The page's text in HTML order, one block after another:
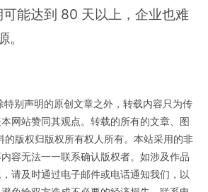
能达到 80 天以上，企业也难
特别声明的原创文章之外，转载内容只为传
网站赞同其观点。转载的所有的文章、图
的版权归版权所有权人所有。本站采用的非
容无法一一联系确认版权者。如涉及作品
请及时通过电子邮件或电话通知我们，以